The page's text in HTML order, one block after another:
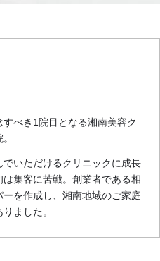
べき1院目となる湘南美容ク
いただけるクリニックに成長
は集客に苦戦。創業者である相
ーを作成し、湘南地域のご家庭
ました。